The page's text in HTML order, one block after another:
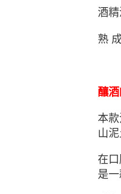
酒
熟
釀
本
⼭
在
是